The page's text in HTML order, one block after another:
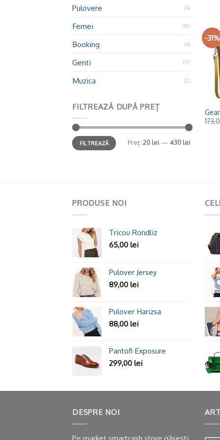
Pulovere (4)
Femei (10)
Booking (4)
Genti (17)
Muzica (2)
FILTREAZĂ DUPĂ PREȚ
FILTREAZĂ Preț: 20 lei — 430 lei
-31%
+
PRODUSE NOI
Tricou Rondliz
65,00 lei
Pulover Jersey
89,00 lei
Pulover Harizsa
88,00 lei
Pantofi Exposure
299,00 lei
DESPRE NOI
Pe market.smartcash.store găsești